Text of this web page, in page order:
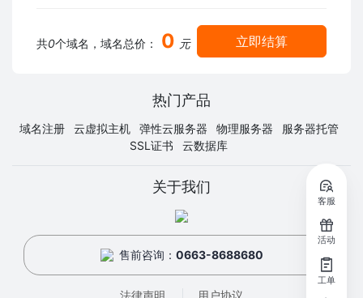
共0个域名，域名总价： 0 元 立即结算
热门产品
域名注册 云虚拟主机 弹性云服务器 物理服务器
服务器托管
SSL证书
云数据库
关于我们
售前咨询： 0663-8688680
法律声明 用户协议
客服
活动
工单